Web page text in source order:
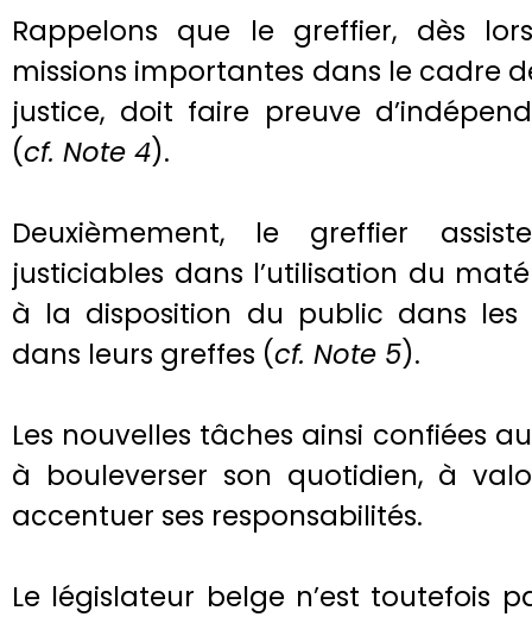
Rappelons que le greffier, dès
missions importantes dans le cadre
justice, doit faire preuve
(cf. Note 4).
Deuxièmement, le greffier
justiciables dans l’utilisation du
à la disposition du public dans
dans leurs greffes (cf. Note 5).
Les nouvelles tâches ainsi confiées
à bouleverser son quotidien, à
accentuer ses responsabilités.
Le législateur belge n’est toutefois